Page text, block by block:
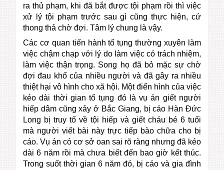
ra thủ phạm, khi đã bắt được tội phạm rồi thì việc
xử lý tội phạm trước sau gì cũng thực hiện, cứ
thong thả chờ đợi. Tâm lý chung là vậy.
Các cơ quan tiến hành tố tụng thường xuyên làm
việc chậm chạp với lý do làm việc có trách nhiệm,
làm việc thận trọng. Song họ đã bỏ mặc sự chờ
đợi đau khổ của nhiều người và đã gây ra nhiều
thiệt hại vô hình cho xã hội. Một điển hình của việc
kéo dài thời gian tố tụng đó là vụ án giết người
hiếp dâm cũng xảy ở Bắc Giang, bị cáo Hàn Đức
Long bị truy tố về tội hiếp và giết cháu bé 6 tuổi
mà người viết bài này trực tiếp bào chữa cho bị
cáo. Vụ án có cơ sở oan sai rõ ràng nhưng đã kéo
dài 6 năm rồi mà chưa biết đến bao giờ kết thúc.
Trong suốt thời gian 6 năm đó, bị cáo và gia đình